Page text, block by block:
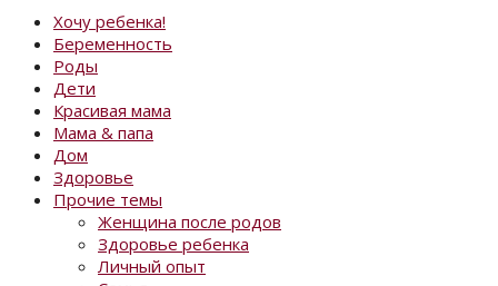
Хочу ребенка!
Беременность
Роды
Дети
Красивая мама
Мама & папа
Дом
Здоровье
Прочие темы
Женщина после родов
Здоровье ребенка
Личный опыт